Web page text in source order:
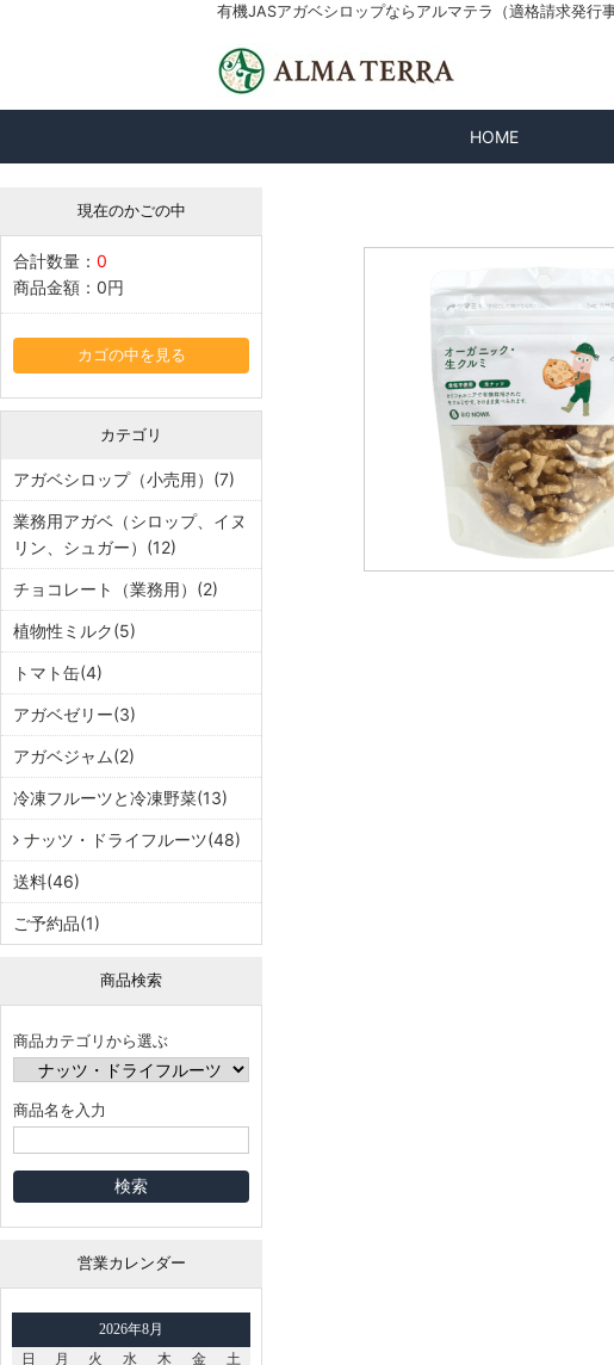
有機JASアガベシロップならアルマテラ（適格請求発行
HOME
現在のかごの中
合計数量： 0
商品金額： 0円
カゴの中を見る
カテゴリ
アガベシロップ（小売用）(7)
業務用アガベ（シロップ、イヌ
リン、シュガー）(12)
チョコレート（業務用）(2)
植物性ミルク(5)
トマト缶(4)
アガベゼリー(3)
アガベジャム(2)
冷凍フルーツと冷凍野菜(13)
ナッツ・ドライフルーツ(48)
送料(46)
ご予約品(1)
商品検索
商品カテゴリから選ぶ
商品名を入力
営業カレンダー
2026年8月
日
月 火 水 木 金
土